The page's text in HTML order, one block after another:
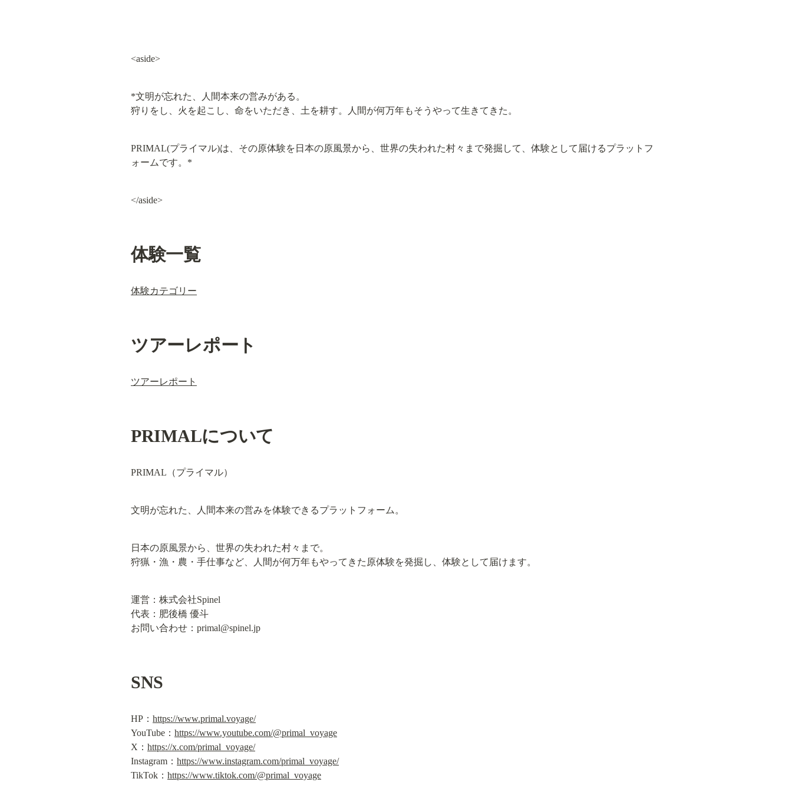
<aside>
*文明が忘れた、人間本来の営みがある。
狩りをし、火を起こし、命をいただき、土を耕す。人間が何万年もそうやって生きてきた。
PRIMAL(プライマル)は、その原体験を日本の原風景から、世界の失われた村々まで発掘して、体験として届けるプラットフ
ォームです。*
</aside>
体験一覧
体験カテゴリー
ツアーレポート
ツアーレポート
PRIMALについて
PRIMAL（プライマル）
文明が忘れた、人間本来の営みを体験できるプラットフォーム。
日本の原風景から、世界の失われた村々まで。
狩猟・漁・農・手仕事など、人間が何万年もやってきた原体験を発掘し、体験として届けます。
運営：株式会社Spinel
代表：肥後橋 優斗
お問い合わせ： primal@spinel.jp
SNS
HP： https://www.primal.voyage/
YouTube： https://www.youtube.com/@primal_voyage
X： https://x.com/primal_voyage/
Instagram： https://www.instagram.com/primal_voyage/
TikTok： https://www.tiktok.com/@primal_voyage